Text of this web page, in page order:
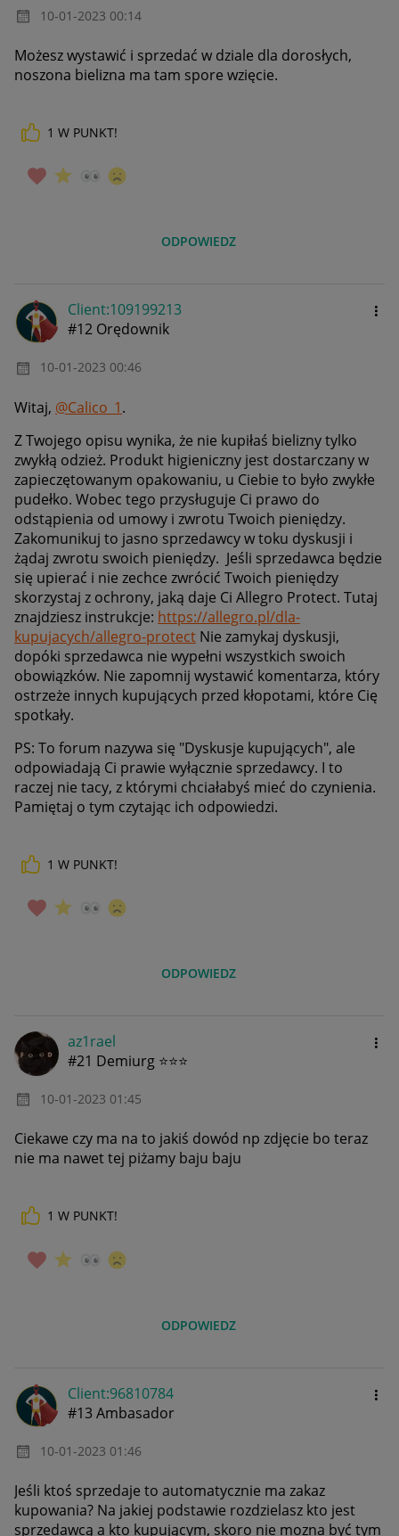
‎10-01-2023 00:14
Możesz wystawić i sprzedać w dziale dla dorosłych,
noszona bielizna ma tam spore wzięcie.
1 W PUNKT!
ODPOWIEDZ
Client:109199213
#12 Orędownik
‎10-01-2023 00:46
Witaj, @Calico_1.
Z Twojego opisu wynika, że nie kupiłaś bielizny tylko
zwykłą odzież. Produkt higieniczny jest dostarczany w
zapieczętowanym opakowaniu, u Ciebie to było zwykłe
pudełko. Wobec tego przysługuje Ci prawo do
odstąpienia od umowy i zwrotu Twoich pieniędzy.
Zakomunikuj to jasno sprzedawcy w toku dyskusji i
żądaj zwrotu swoich pieniędzy. Jeśli sprzedawca będzie
się upierać i nie zechce zwrócić Twoich pieniędzy
skorzystaj z ochrony, jaką daje Ci Allegro Protect. Tutaj
znajdziesz instrukcje: https://allegro.pl/dla-
kupujacych/allegro-protect Nie zamykaj dyskusji,
dopóki sprzedawca nie wypełni wszystkich swoich
obowiązków. Nie zapomnij wystawić komentarza, który
ostrzeże innych kupujących przed kłopotami, które Cię
spotkały.
PS: To forum nazywa się "Dyskusje kupujących", ale
odpowiadają Ci prawie wyłącznie sprzedawcy. I to
raczej nie tacy, z którymi chciałabyś mieć do czynienia.
Pamiętaj o tym czytając ich odpowiedzi.
1 W PUNKT!
ODPOWIEDZ
az1rael
#21 Demiurg ⭐⭐⭐
‎10-01-2023 01:45
Ciekawe czy ma na to jakiś dowód np zdjęcie bo teraz
nie ma nawet tej piżamy baju baju
1 W PUNKT!
ODPOWIEDZ
Client:96810784
#13 Ambasador
‎10-01-2023 01:46
Jeśli ktoś sprzedaje to automatycznie ma zakaz
kupowania? Na jakiej podstawie rozdzielasz kto jest
sprzedawcą a kto kupującym, skoro nie mozna być tym